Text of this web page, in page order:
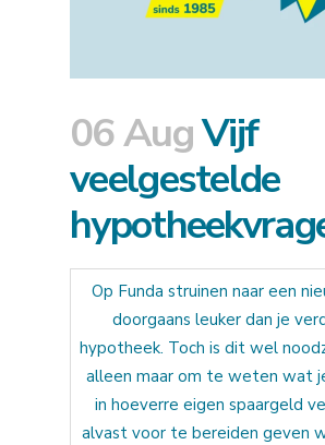
06 AugVijf
veelgestelde
Op Funda struinen naar een
doorgaans leuker dan je
hypotheek. Toch is dit wel
alleen maar om te weten wat
in hoeverre eigen spaargeld
alvast voor te bereiden geven